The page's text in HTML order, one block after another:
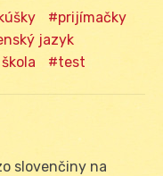
prijímačky
jazyk
test
slovenčiny na